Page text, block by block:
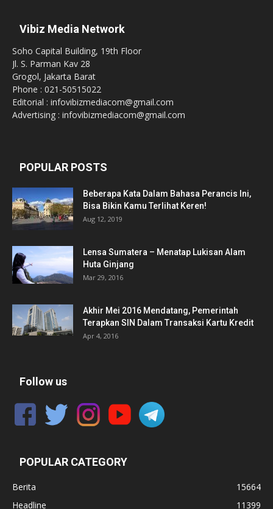
Vibiz Media Network
Soho Capital Building, 19th Floor
Jl. S. Parman Kav 28
Grogol, Jakarta Barat
Phone : 021-50515022
Editorial : infovibizmediacom@gmail.com
Advertising : infovibizmediacom@gmail.com
POPULAR POSTS
Beberapa Kata Dalam Bahasa Perancis Ini,
Bisa Bikin Kamu Terlihat Keren!
Aug 12, 2019
Lensa Sumatera – Menatap Lukisan Alam
Huta Ginjang
Mar 29, 2016
Akhir Mei 2016 Mendatang, Pemerintah
Terapkan SIN Dalam Transaksi Kartu Kredit
Apr 4, 2016
Follow us
POPULAR CATEGORY
Berita
15664
Headline
11399